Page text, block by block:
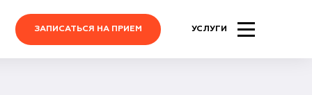
ЗАПИСАТЬСЯ НА ПРИЕМ УСЛУГИ